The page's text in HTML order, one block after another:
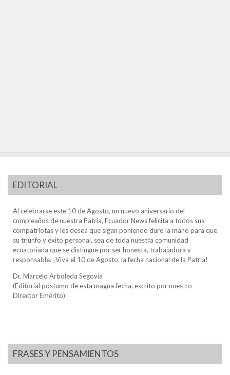
EDITORIAL
Al celebrarse este 10 de Agosto, un nuevo aniversario del
cumpleaños de nuestra Patria, Ecuador News felicita a todos sus
compatriotas y les desea que sigan poniendo duro la mano para que
su triunfo y éxito personal, sea de toda nuestra comunidad
ecuatoriana que se distingue por ser honesta, trabajadora y
responsable. ¡Viva el 10 de Agosto, la fecha nacional de la Patria!
Dr. Marcelo Arboleda Segovia
(Editorial póstumo de esta magna fecha, escrito por nuestro
Director Emérito)
FRASES Y PENSAMIENTOS